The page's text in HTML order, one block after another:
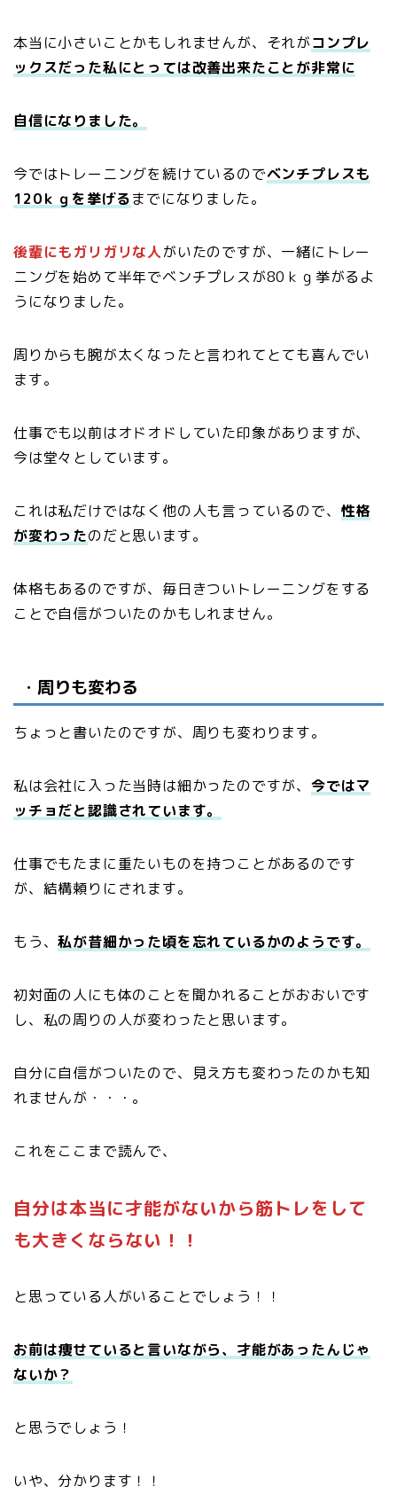
本当に小さいことかもしれませんが、それがコンプレ
ックスだった私にとっては改善出来たことが非常に
自信になりました。
今ではトレーニングを続けているのでベンチプレスも
120ｋｇを挙げるまでになりました。
後輩にもガリガリな人がいたのですが、一緒にトレー
ニングを始めて半年でベンチプレスが80ｋｇ挙がるよ
うになりました。
周りからも腕が太くなったと言われてとても喜んでい
ます。
仕事でも以前はオドオドしていた印象がありますが、
今は堂々としています。
これは私だけではなく他の人も言っているので、 性格
が変わったのだと思います。
体格もあるのですが、毎日きついトレーニングをする
ことで自信がついたのかもしれません。
・ 周りも変わる
ちょっと書いたのですが、周りも変わります。
私は会社に入った当時は細かったのですが、 今ではマ
ッチョだと認識されています。
仕事でもたまに重たいものを持つことがあるのです
が、結構頼りにされます。
もう、私が昔細かった頃を忘れているかのようです。
初対面の人にも体のことを聞かれることがおおいです
し、私の周りの人が変わったと思います。
自分に自信がついたので、見え方も変わったのかも知
れませんが・・・。
これをここまで読んで、
自分は本当に才能がないから筋トレをして
も大きくならない！！
と思っている人がいることでしょう！！
お前は痩せていると言いながら、才能があったんじゃ
ないか？
と思うでしょう！
いや、分かります！！